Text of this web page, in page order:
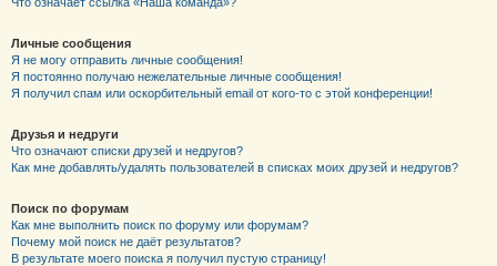
Личные сообщения
Я не могу отправить личные сообщения!
Я постоянно получаю нежелательные личные сообщения!
Я получил спам или оскорбительный email от кого-то с этой конференции!
Друзья и недруги
Что означают списки друзей и недругов?
Как мне добавлять/удалять пользователей в списках моих друзей и недругов?
Поиск по форумам
Как мне выполнить поиск по форуму или форумам?
Почему мой поиск не даёт результатов?
В результате моего поиска я получил пустую страницу!